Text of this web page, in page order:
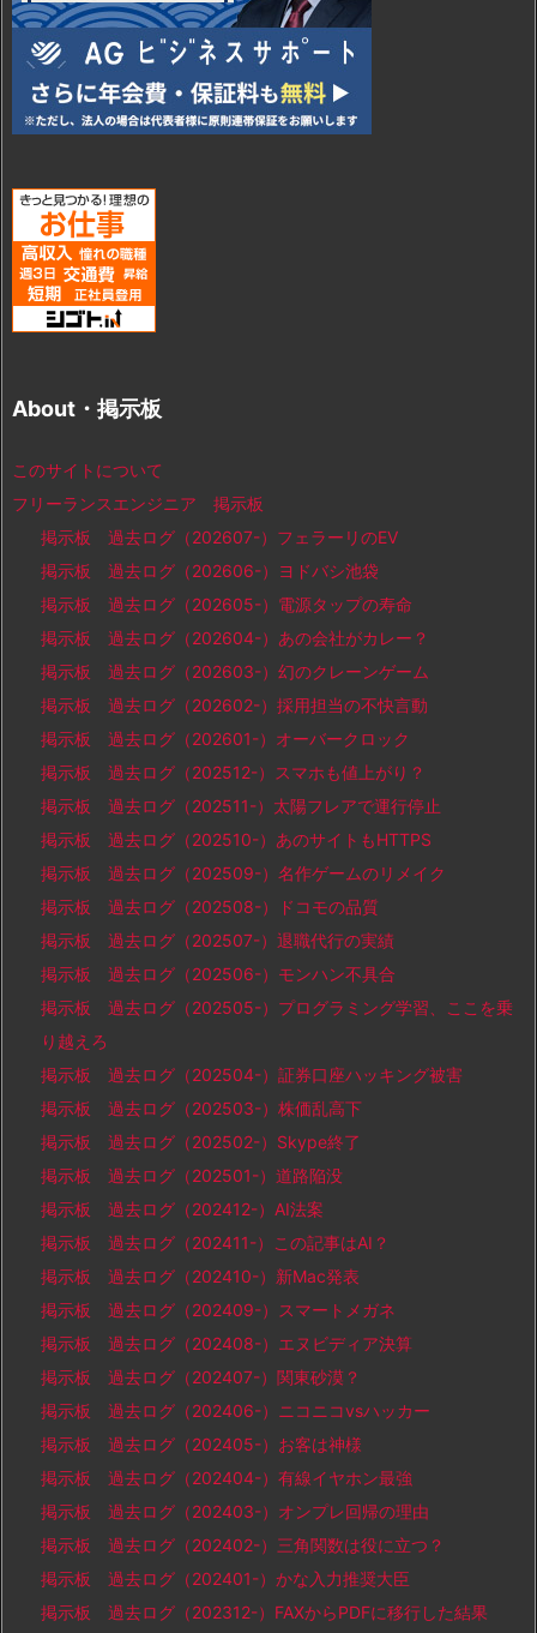
About・掲示板
このサイトについて
フリーランスエンジニア 掲示板
掲示板 過去ログ（202607-）フェラーリのEV
掲示板 過去ログ（202606-）ヨドバシ池袋
掲示板 過去ログ（202605-）電源タップの寿命
掲示板 過去ログ（202604-）あの会社がカレー？
掲示板 過去ログ（202603-）幻のクレーンゲーム
掲示板 過去ログ（202602-）採用担当の不快言動
掲示板 過去ログ（202601-）オーバークロック
掲示板 過去ログ（202512-）スマホも値上がり？
掲示板 過去ログ（202511-）太陽フレアで運行停止
掲示板 過去ログ（202510-）あのサイトもHTTPS
掲示板 過去ログ（202509-）名作ゲームのリメイク
掲示板 過去ログ（202508-）ドコモの品質
掲示板 過去ログ（202507-）退職代行の実績
掲示板 過去ログ（202506-）モンハン不具合
掲示板 過去ログ（202505-）プログラミング学習、ここを乗
り越えろ
掲示板 過去ログ（202504-）証券口座ハッキング被害
掲示板 過去ログ（202503-）株価乱高下
掲示板 過去ログ（202502-）Skype終了
掲示板 過去ログ（202501-）道路陥没
掲示板 過去ログ（202412-）AI法案
掲示板 過去ログ（202411-）この記事はAI？
掲示板 過去ログ（202410-）新Mac発表
掲示板 過去ログ（202409-）スマートメガネ
掲示板 過去ログ（202408-）エヌビディア決算
掲示板 過去ログ（202407-）関東砂漠？
掲示板 過去ログ（202406-）ニコニコvsハッカー
掲示板 過去ログ（202405-）お客は神様
掲示板 過去ログ（202404-）有線イヤホン最強
掲示板 過去ログ（202403-）オンプレ回帰の理由
掲示板 過去ログ（202402-）三角関数は役に立つ？
掲示板 過去ログ（202401-）かな入力推奨大臣
掲示板 過去ログ（202312-）FAXからPDFに移行した結果